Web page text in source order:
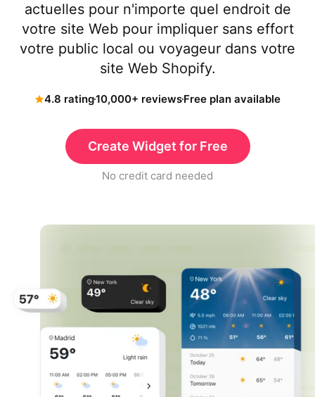
actuelles pour n'importe quel endroit de
votre site Web pour impliquer sans effort
votre public local ou voyageur dans votre
site Web Shopify.
4.8 rating10,000+ reviewsFree plan available
Create Widget for Free
No credit card needed